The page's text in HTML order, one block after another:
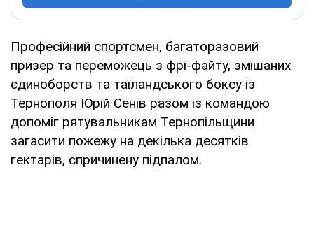
Професійний спортсмен, багаторазовий
призер та переможець з фрі-файту, змішаних
єдиноборств та таїландського боксу із
Тернополя Юрій Сенів разом із командою
допоміг рятувальникам Тернопільщини
загасити пожежу на декілька десятків
гектарів, спричинену підпалом.